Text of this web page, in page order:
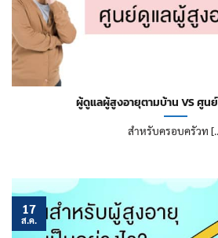
ผู้ดูแลผู้สูงอายุตามบ้าน VS ศูน
สำหรับครอบครัวท
17
ส.ค.